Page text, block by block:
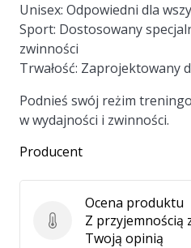
Unisex: Odpowiedni dla
Sport: Dostosowany
zwinności
Trwałość: Zaprojektowany
Podnieś swój reżim
w wydajności i zwinności.
Producent
Ocena produktu
Ocena produktu
Z przyjemnością
Twoją opinią